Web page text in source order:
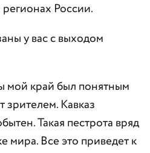
регионах России.
у вас с выходом
мой край был понятным
зрителем. Кавказ
Такая пестрота вряд
мира. Все это приведет к